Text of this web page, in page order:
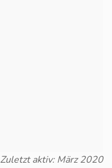
Zuletzt aktiv: März 2020